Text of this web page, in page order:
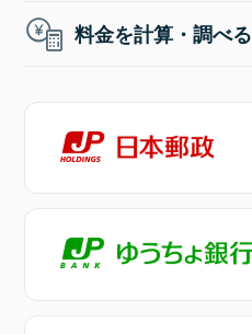
料金を計算・調べる